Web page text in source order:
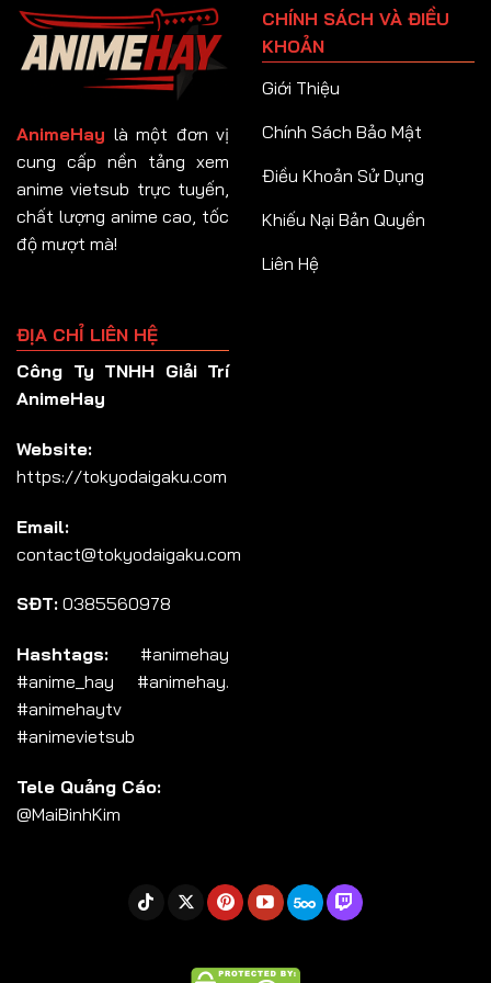
Tập 93
Tập 95
Tập 96
Tập 97
Tập 101
Tập 108
Tập 109
Tập 115
AnimeHay là một đơn vị
cung cấp nền tảng xem
anime vietsub trực tuyến,
chất lượng anime cao, tốc
độ mượt mà!
CHÍNH SÁCH VÀ ĐIỀU
KHOẢN
Giới Thiệu
Chính Sách Bảo Mật
Điều Khoản Sử Dụng
Khiếu Nại Bản Quyền
Liên Hệ
ĐỊA CHỈ LIÊN HỆ
Công Ty TNHH Giải Trí
AnimeHay
Website:
https://tokyodaigaku.com
Email:
contact@tokyodaigaku.com
SĐT: 0385560978
Hashtags: #animehay
#anime_hay #animehay.
#animehaytv
#animevietsub
Tele Quảng Cáo:
@MaiBinhKim